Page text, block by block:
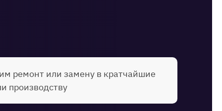
ремонт или замену в кратчайшие
производству